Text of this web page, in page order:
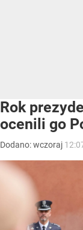
Rok
ocenili go
Dodano:wczoraj